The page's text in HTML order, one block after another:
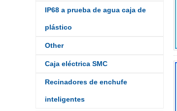
IP68 a prueba de agua caja de
plástico
Other
Caja eléctrica SMC
Recinadores de enchufe
inteligentes
impermeable de plástico
Carcasa de protección UV
IP68 PC Material V1 Caja